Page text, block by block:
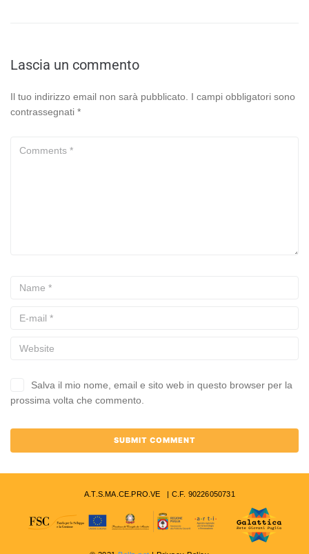
Lascia un commento
Il tuo indirizzo email non sarà pubblicato. I campi obbligatori sono
contrassegnati *
Salva il mio nome, email e sito web in questo browser per la
prossima volta che commento.
A.T.S.MA.CE.PRO.VE | C.F. 90226050731